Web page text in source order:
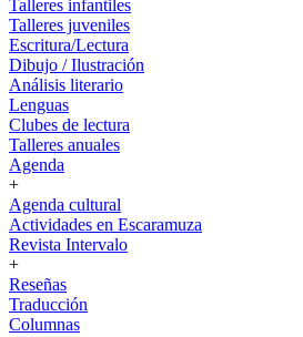
Talleres infantiles
Talleres juveniles
Escritura/Lectura
Dibujo / Ilustración
Análisis literario
Lenguas
Clubes de lectura
Talleres anuales
Agenda
+
Agenda cultural
Actividades en Escaramuza
Revista Intervalo
+
Reseñas
Traducción
Columnas